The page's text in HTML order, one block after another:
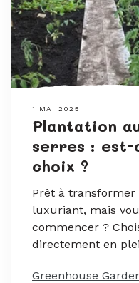
1 MAI 2025
Plantation
serres : est-
choix ?
Prêt à transformer
luxuriant, mais
commencer ?
directement en
Greenhouse